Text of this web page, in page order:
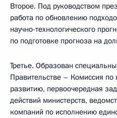
Второе. Под руководством
работа по обновлению
научно-технологического
по подготовке прогноза на
Третье. Образован
Правительстве – Комиссия по
развитию, первоочередная
действий министерств,
компаний по исполнению